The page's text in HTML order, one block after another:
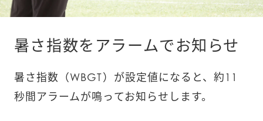
暑さ指数をアラームでお知らせ
暑さ指数（WBGT）が設定値になると、約11
秒間アラームが鳴ってお知らせします。